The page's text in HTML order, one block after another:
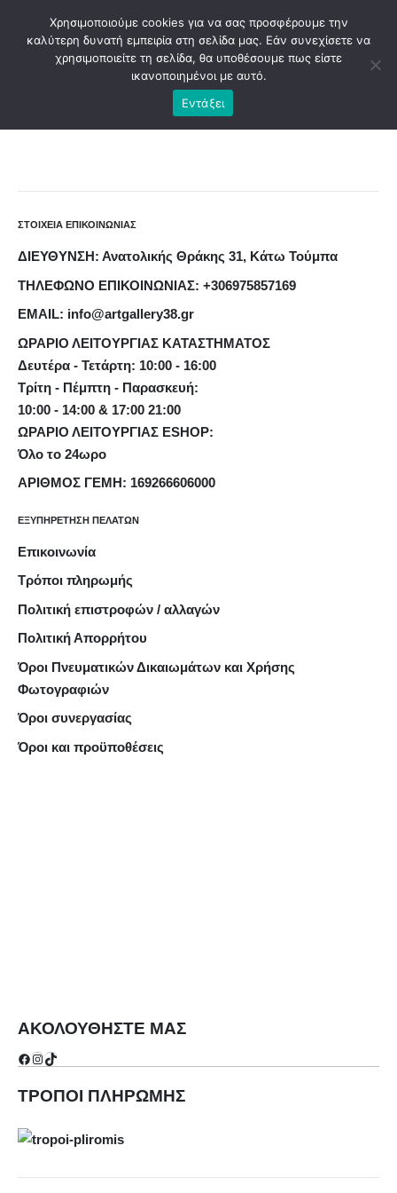
ΣΤΟΙΧΕΙΑ ΕΠΙΚΟΙΝΩΝΙΑΣ
ΔΙΕΥΘΥΝΣΗ: Ανατολικής Θράκης 31, Κάτω Τούμπα
ΤΗΛΕΦΩΝΟ ΕΠΙΚΟΙΝΩΝΙΑΣ: +306975857169
EMAIL: info@artgallery38.gr
ΩΡΑΡΙΟ ΛΕΙΤΟΥΡΓΙΑΣ ΚΑΤΑΣΤΗΜΑΤΟΣ
Δευτέρα - Τετάρτη: 10:00 - 16:00
Τρίτη - Πέμπτη - Παρασκευή:
10:00 - 14:00 & 17:00 21:00
ΩΡΑΡΙΟ ΛΕΙΤΟΥΡΓΙΑΣ ESHOP:
Όλο το 24ωρο
ΑΡΙΘΜΟΣ ΓΕΜΗ: 169266606000
ΕΞΥΠΗΡΕΤΗΣΗ ΠΕΛΑΤΩΝ
Επικοινωνία
Τρόποι πληρωμής
Πολιτική επιστροφών / αλλαγών
Πολιτική Απορρήτου
Όροι Πνευματικών Δικαιωμάτων και Χρήσης
Φωτογραφιών
Όροι συνεργασίας
Όροι και προϋποθέσεις
ΑΚΟΛΟΥΘΗΣΤΕ ΜΑΣ
Facebook
Instagram
TikTok
ΤΡΟΠΟΙ ΠΛΗΡΩΜΗΣ
Χρησιμοποιούμε cookies για να σας προσφέρουμε την
καλύτερη δυνατή εμπειρία στη σελίδα μας. Εάν συνεχίσετε να
χρησιμοποιείτε τη σελίδα, θα υποθέσουμε πως είστε
ικανοποιημένοι με αυτό.
Εντάξει